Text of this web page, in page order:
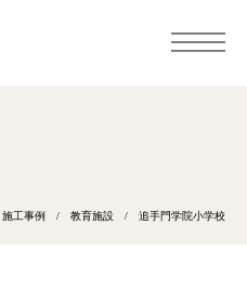
施工事例 / 教育施設 / 追手門学院小学校